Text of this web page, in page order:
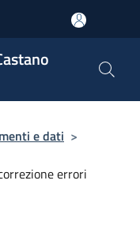
e dati >
errori